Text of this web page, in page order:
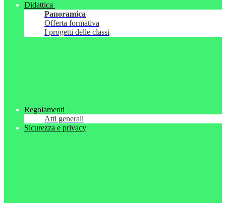
Didattica
Panoramica
Offerta formativa
I progetti delle classi
Regolamenti
Atti generali
Sicurezza e privacy